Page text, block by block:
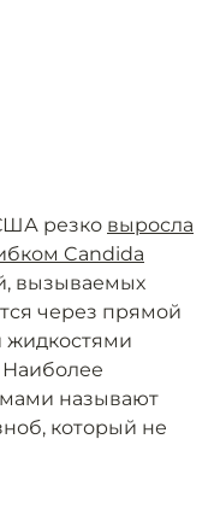
резко выросла
Candida
вызываемых
через прямой
жидкостями
называют
который не